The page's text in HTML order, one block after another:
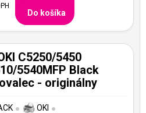
Do košíka
C5250/5450
5540MFP Black
- originálny
OKI